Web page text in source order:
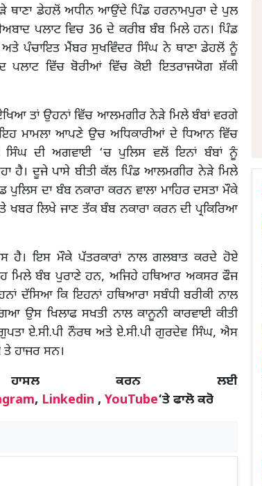
ਨੇੜੇ ਥਾਣਾ ਡੇਹਲੋਂ ਅਧੀਨ ਆਉਂਦੇ ਪਿੰਡ ਹਰਨਾਮਪੁਰਾ ਦੇ ਪੁਲ
ਪਲਾਟ ਵਿਚ 36 ਦੇ ਕਰੀਬ ਬੰਬ ਮਿਲੇ ਹਨ। ਪਿੰਡ
ਪੰਚਾਇਤ ਮੈਂਬਰ ਸੁਖਵਿੰਦਰ ਸਿੰਘ ਨੇ ਥਾਣਾ ਡੇਹਲੋਂ ਨੂੰ
ਪਲਾਟ ਵਿੱਚ ਬੋਰੀਆਂ ਵਿੱਚ ਕੋਈ ਇਤਰਾਜਯੋਗ ਸ਼ੱਕੀ
ਤਾਂ ਉਹਨਾਂ ਵਿੱਚ ਆਲਮਗੀਰ ਨੇੜੇ ਮਿਲੇ ਬੰਬਾਂ ਵਰਗੇ
ਇਹ ਮਾਮਲਾ ਆਪਣੇ ਉਚ ਅਧਿਕਾਰੀਆਂ ਦੇ ਧਿਆਨ ਵਿੱਚ
ਸਿੰਘ ਦੀ ਅਗਵਾਈ ‘ਚ ਪੁਲਿਸ ਵਲੋਂ ਇਨਾਂ ਬੰਬਾਂ ਨੂੰ
ਹੈ। ਦੂਜੇ ਪਾਸੇ ਬੀਤੀ ਕੱਲ ਪਿੰਡ ਆਲਮਗੀਰ ਨੇੜੇ ਮਿਲੇ
ਦਾ ਬੰਬ ਨਕਾਰਾ ਕਰਨ ਵਾਲਾ ਮਾਹਿਰ ਦਸਤਾ ਮੌਕੇ
ਲਿਖੇ ਜਾਣ ਤੱਕ ਬੰਬ ਨਕਾਰਾ ਕਰਨ ਦੀ ਪ੍ਰਕਿਰਿਆ
ਹੈ। ਇਸ ਮੌਕੇ ਪੱਤਰਕਾਰਾਂ ਨਾਲ ਗਲਬਾਤ ਕਰਦੇ ਹੋਏ
ਮਿਲੇ ਬੰਬ ਪੁਰਾਣੇ ਹਨ, ਅਜਿਹੇ ਹਥਿਆਰ ਅਕਸਰ ਫੌਜ
ਦੱਸਿਆ ਕਿ ਇਹਨਾਂ ਹਥਿਆਰਾ ਸਬੰਧੀ ਬਰੀਕੀ ਨਾਲ
ਉਸ ਖਿਲਾਫ ਸਖਤੀ ਨਾਲ ਕਾਨੂਨੀ ਕਾਰਵਾਈ ਕੀਤੀ
ਏ.ਸੀ.ਪੀ ਨੌਰਥ ਅਤੇ ਏ.ਸੀ.ਪੀ ਗੁਰਦੇਵ ਸਿੰਘ, ਐਸ
ਹਾਜਰ ਸਨ।
ਕਰਨ ਲਈ
, Linkedin , YouTube‘ਤੇ ਫਾਲੋ ਕਰੋ